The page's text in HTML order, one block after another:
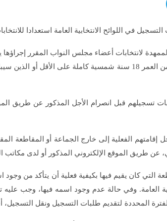
العامة استعدادا للانتخابات التشريعية العامة المقبلة
إقامتهم الفعلية إلى خارج الجماعة أو المقاطعة
عن طريق الموقع الإلكتروني المذكور أو لدى مكاتب
التي كان يقيم فيها بكيفية فعلية أن يتأكد من
الانتخابية العامة. وفي حالة عدم وجود اسمه فيها،
ونقل التسجيل، أي يوم 13 يونيو 2026 في تمام الساعة الثانية عشرة (12) ليلا على